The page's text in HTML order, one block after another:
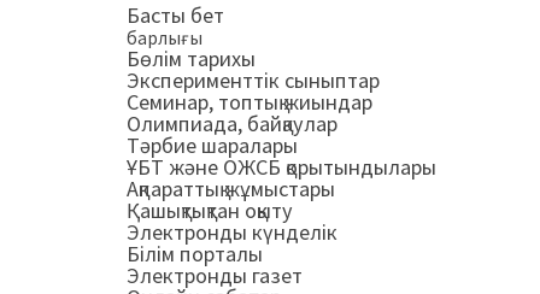
Басты бет
барлығы
Бөлім тарихы
Эксперименттік сыныптар
Семинар, топтық жиындар
Олимпиада, байқаулар
Тәрбие шаралары
ҰБТ және ОЖСБ қорытындылары
Ақпараттық жұмыстары
Қашықтықтан оқыту
Электронды күнделік
Білім порталы
Электронды газет